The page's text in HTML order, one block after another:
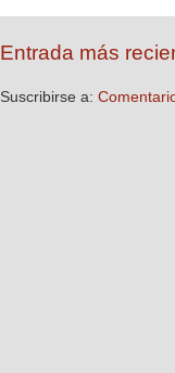
Entrada más
Suscribirse a: